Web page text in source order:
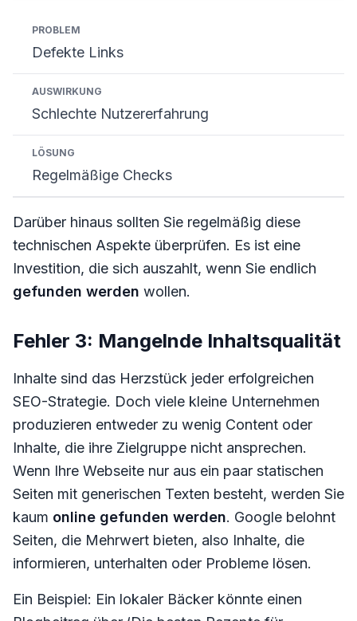
Defekte Links
Schlechte Nutzererfahrung
Regelmäßige Checks
Darüber hinaus sollten Sie regelmäßig diese
technischen Aspekte überprüfen. Es ist eine
Investition, die sich auszahlt, wenn Sie endlich
gefunden werden wollen.
Fehler 3: Mangelnde Inhaltsqualität
Inhalte sind das Herzstück jeder erfolgreichen
SEO-Strategie. Doch viele kleine Unternehmen
produzieren entweder zu wenig Content oder
Inhalte, die ihre Zielgruppe nicht ansprechen.
Wenn Ihre Webseite nur aus ein paar statischen
Seiten mit generischen Texten besteht, werden Sie
kaum online gefunden werden. Google belohnt
Seiten, die Mehrwert bieten, also Inhalte, die
informieren, unterhalten oder Probleme lösen.
Ein Beispiel: Ein lokaler Bäcker könnte einen